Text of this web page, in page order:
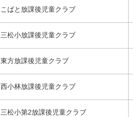
こばと放課後児童クラブ
三松小放課後児童クラブ
東方放課後児童クラブ
西小林放課後児童クラブ
三松小第2放課後児童クラブ